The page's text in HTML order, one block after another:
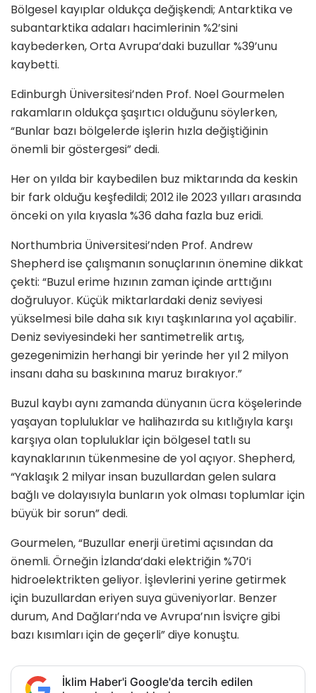
Bölgesel kayıplar oldukça değişkendi; Antarktika ve
subantarktika adaları hacimlerinin %2’sini
kaybederken, Orta Avrupa’daki buzullar %39’unu
kaybetti.
Edinburgh Üniversitesi’nden Prof. Noel Gourmelen
rakamların oldukça şaşırtıcı olduğunu söylerken,
“Bunlar bazı bölgelerde işlerin hızla değiştiğinin
önemli bir göstergesi” dedi.
Her on yılda bir kaybedilen buz miktarında da keskin
bir fark olduğu keşfedildi; 2012 ile 2023 yılları arasında
önceki on yıla kıyasla %36 daha fazla buz eridi.
Northumbria Üniversitesi’nden Prof. Andrew
Shepherd ise çalışmanın sonuçlarının önemine dikkat
çekti: “Buzul erime hızının zaman içinde arttığını
doğruluyor. Küçük miktarlardaki deniz seviyesi
yükselmesi bile daha sık kıyı taşkınlarına yol açabilir.
Deniz seviyesindeki her santimetrelik artış,
gezegenimizin herhangi bir yerinde her yıl 2 milyon
insanı daha su baskınına maruz bırakıyor.”
Buzul kaybı aynı zamanda dünyanın ücra köşelerinde
yaşayan topluluklar ve halihazırda su kıtlığıyla karşı
karşıya olan topluluklar için bölgesel tatlı su
kaynaklarının tükenmesine de yol açıyor. Shepherd,
“Yaklaşık 2 milyar insan buzullardan gelen sulara
bağlı ve dolayısıyla bunların yok olması toplumlar için
büyük bir sorun” dedi.
Gourmelen, “Buzullar enerji üretimi açısından da
önemli. Örneğin İzlanda’daki elektriğin %70’i
hidroelektrikten geliyor. İşlevlerini yerine getirmek
için buzullardan eriyen suya güveniyorlar. Benzer
durum, And Dağları’nda ve Avrupa’nın İsviçre gibi
bazı kısımları için de geçerli” diye konuştu.
İklim Haber'i Google'da tercih edilen